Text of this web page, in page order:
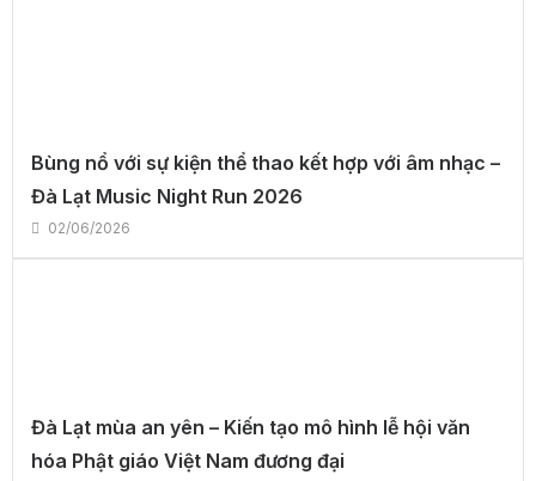
Bùng nổ với sự kiện thể thao kết hợp với âm nhạc –
Đà Lạt Music Night Run 2026
02/06/2026
Đà Lạt mùa an yên – Kiến tạo mô hình lễ hội văn
hóa Phật giáo Việt Nam đương đại